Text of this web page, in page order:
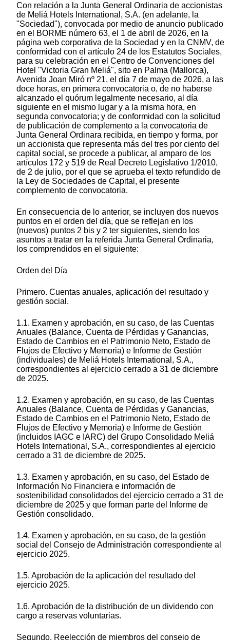
Con relación a la Junta General Ordinaria de accionistas
de Meliá Hotels International, S.A. (en adelante, la
"Sociedad"), convocada por medio de anuncio publicado
en el BORME número 63, el 1 de abril de 2026, en la
página web corporativa de la Sociedad y en la CNMV, de
conformidad con el artículo 24 de los Estatutos Sociales,
para su celebración en el Centro de Convenciones del
Hotel "Victoria Gran Meliá", sito en Palma (Mallorca),
Avenida Joan Miró nº 21, el día 7 de mayo de 2026, a las
doce horas, en primera convocatoria o, de no haberse
alcanzado el quórum legalmente necesario, al día
siguiente en el mismo lugar y a la misma hora, en
segunda convocatoria; y de conformidad con la solicitud
de publicación de complemento a la convocatoria de
Junta General Ordinara recibida, en tiempo y forma, por
un accionista que representa más del tres por ciento del
capital social, se procede a publicar, al amparo de los
artículos 172 y 519 de Real Decreto Legislativo 1/2010,
de 2 de julio, por el que se aprueba el texto refundido de
la Ley de Sociedades de Capital, el presente
complemento de convocatoria.
En consecuencia de lo anterior, se incluyen dos nuevos
puntos en el orden del día, que se reflejan en los
(nuevos) puntos 2 bis y 2 ter siguientes, siendo los
asuntos a tratar en la referida Junta General Ordinaria,
los comprendidos en el siguiente:
Orden del Día
Primero. Cuentas anuales, aplicación del resultado y
gestión social.
1.1. Examen y aprobación, en su caso, de las Cuentas
Anuales (Balance, Cuenta de Pérdidas y Ganancias,
Estado de Cambios en el Patrimonio Neto, Estado de
Flujos de Efectivo y Memoria) e Informe de Gestión
(individuales) de Meliá Hotels International, S.A.,
correspondientes al ejercicio cerrado a 31 de diciembre
de 2025.
1.2. Examen y aprobación, en su caso, de las Cuentas
Anuales (Balance, Cuenta de Pérdidas y Ganancias,
Estado de Cambios en el Patrimonio Neto, Estado de
Flujos de Efectivo y Memoria) e Informe de Gestión
(incluidos IAGC e IARC) del Grupo Consolidado Meliá
Hotels International, S.A., correspondientes al ejercicio
cerrado a 31 de diciembre de 2025.
1.3. Examen y aprobación, en su caso, del Estado de
Información No Financiera e información de
sostenibilidad consolidados del ejercicio cerrado a 31 de
diciembre de 2025 y que forman parte del Informe de
Gestión consolidado.
1.4. Examen y aprobación, en su caso, de la gestión
social del Consejo de Administración correspondiente al
ejercicio 2025.
1.5. Aprobación de la aplicación del resultado del
ejercicio 2025.
1.6. Aprobación de la distribución de un dividendo con
cargo a reservas voluntarias.
Segundo. Reelección de miembros del consejo de